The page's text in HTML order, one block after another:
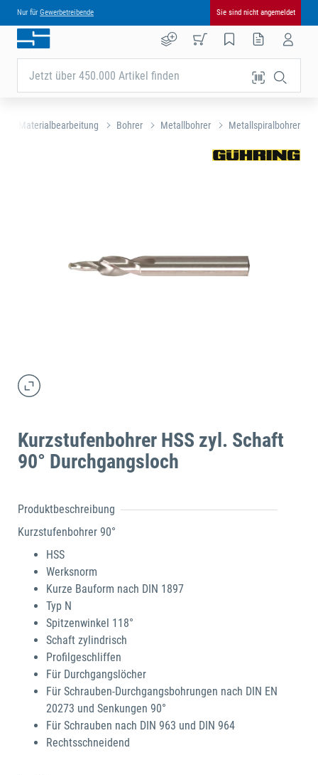
Nur für Gewerbetreibende Sie sind nicht angemeldet
Jetzt über 450.000 Artikel finden
Materialbearbeitung Bohrer Metallbohrer Metallspiralbohrer
Kurzstufenbohrer HSS zyl. Schaft
90° Durchgangsloch
Produktbeschreibung
Kurzstufenbohrer 90°
HSS
Werksnorm
Kurze Bauform nach DIN 1897
Typ N
Spitzenwinkel 118°
Schaft zylindrisch
Profilgeschliffen
Für Durchgangslöcher
Für Schrauben-Durchgangsbohrungen nach DIN EN
20273 und Senkungen 90°
Für Schrauben nach DIN 963 und DIN 964
Rechtsschneidend